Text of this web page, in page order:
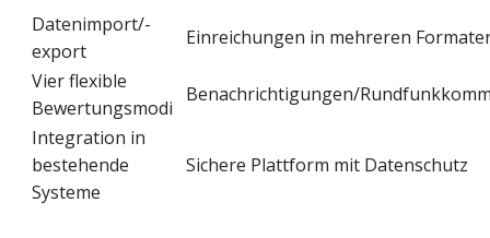
Datenimport/-
export
Einreichungen in mehreren
Vier flexible
Bewertungsmodi
Benachrichtigungen/
Integration in
bestehende
Systeme
Sichere Plattform mit Datenschutz